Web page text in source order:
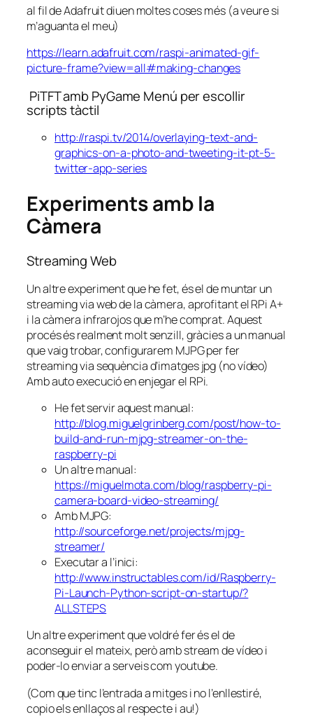
al fil de Adafruit diuen moltes coses més (a veure si
m’aguanta el meu)
https://learn.adafruit.com/raspi-animated-gif-
picture-frame?view=all#making-changes
PiTFT amb PyGame Menú per escollir
scripts tàctil
http://raspi.tv/2014/overlaying-text-and-
graphics-on-a-photo-and-tweeting-it-pt-5-
twitter-app-series
Experiments amb la
Càmera
Streaming Web
Un altre experiment que he fet, és el de muntar un
streaming via web de la càmera, aprofitant el RPi A+
i la càmera infrarojos que m’he comprat. Aquest
procés és realment molt senzill, gràcies a un manual
que vaig trobar, configurarem MJPG per fer
streaming via sequència d’imatges jpg (no vídeo)
Amb auto execució en enjegar el RPi.
He fet servir aquest manual:
http://blog.miguelgrinberg.com/post/how-to-
build-and-run-mjpg-streamer-on-the-
raspberry-pi
Un altre manual:
https://miguelmota.com/blog/raspberry-pi-
camera-board-video-streaming/
Amb MJPG:
http://sourceforge.net/projects/mjpg-
streamer/
Executar a l’inici:
http://www.instructables.com/id/Raspberry-
Pi-Launch-Python-script-on-startup/?
ALLSTEPS
Un altre experiment que voldré fer és el de
aconseguir el mateix, però amb stream de vídeo i
poder-lo enviar a serveis com youtube.
(Com que tinc l’entrada a mitges i no l’enllestiré,
copio els enllaços al respecte i au!)